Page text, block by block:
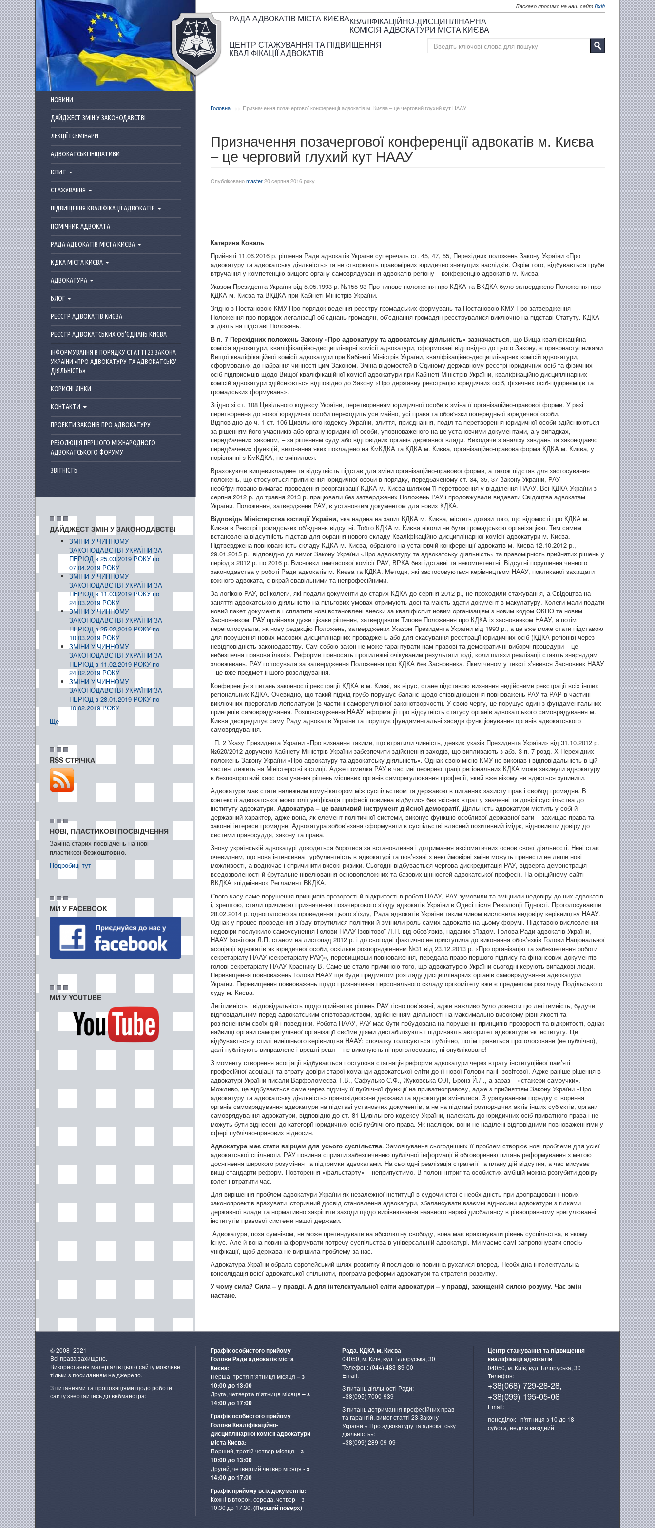
Перейти до основного матеріалу Ласкаво просимо на наш сайт Вхід
РАДА АДВОКАТІВ МІСТА КИЄВАКВАЛІФІКАЦІЙНО-ДИСЦИПЛІНАРНА
КОМІСІЯ АДВОКАТУРИ МІСТА КИЄВА
ЦЕНТР СТАЖУВАННЯ ТА ПІДВИЩЕННЯ
КВАЛІФІКАЦІЇ АДВОКАТІВ
НОВИНИ
ДАЙДЖЕСТ ЗМІН У ЗАКОНОДАВСТВІ
ЛЕКЦІЇ І СЕМІНАРИ
АДВОКАТСЬКІ ІНІЦІАТИВИ
ІСПИТ
СТАЖУВАННЯ
ПІДВИЩЕННЯ КВАЛІФІКАЦІЇ АДВОКАТІВ
ПОМІЧНИК АДВОКАТА
РАДА АДВОКАТІВ МІСТА КИЄВА
КДКА МІСТА КИЄВА
АДВОКАТУРА
БЛОГ
РЕЄСТР АДВОКАТІВ КИЄВА
РЕЄСТР АДВОКАТСЬКИХ ОБ'ЄДНАНЬ КИЄВА
ІНФОРМУВАННЯ В ПОРЯДКУ СТАТТІ 23 ЗАКОНА
УКРАЇНИ «ПРО АДВОКАТУРУ ТА АДВОКАТСЬКУ
ДІЯЛЬНІСТЬ»
КОРИСНІ ЛІНКИ
КОНТАКТИ
ПРОЕКТИ ЗАКОНІВ ПРО АДВОКАТУРУ
РЕЗОЛЮЦІЯ ПЕРШОГО МІЖНАРОДНОГО
АДВОКАТСЬКОГО ФОРУМУ
ЗВІТНІСТЬ
ДАЙДЖЕСТ ЗМІН У ЗАКОНОДАВСТВІ
ЗМІНИ У ЧИННОМУ
ЗАКОНОДАВСТВІ УКРАЇНИ ЗА
ПЕРІОД з 25.03.2019 РОКУ по
07.04.2019 РОКУ
ЗМІНИ У ЧИННОМУ
ЗАКОНОДАВСТВІ УКРАЇНИ ЗА
ПЕРІОД з 11.03.2019 РОКУ по
24.03.2019 РОКУ
ЗМІНИ У ЧИННОМУ
ЗАКОНОДАВСТВІ УКРАЇНИ ЗА
ПЕРІОД з 25.02.2019 РОКУ по
10.03.2019 РОКУ
ЗМІНИ У ЧИННОМУ
ЗАКОНОДАВСТВІ УКРАЇНИ ЗА
ПЕРІОД з 11.02.2019 РОКУ по
24.02.2019 РОКУ
ЗМІНИ У ЧИННОМУ
ЗАКОНОДАВСТВІ УКРАЇНИ ЗА
ПЕРІОД з 28.01.2019 РОКУ по
10.02.2019 РОКУ
Ще
RSS СТРІЧКА
НОВІ, ПЛАСТИКОВІ ПОСВІДЧЕННЯ
Заміна старих посвідчень на нові
пластиковібезкоштовно.
Подробиці тут
МИ У FACEBOOK
МИ У YOUTUBE
Головна Призначення позачергової конференції адвокатів м. Києва – це черговий глухий кут НААУ
Призначення позачергової конференції адвокатів м. Києва
– це черговий глухий кут НААУ
Опублікованоmaster20 серпня 2016 року
Катерина Коваль
Прийняті 11.06.2016 р. рішення Ради адвокатів України суперечать ст. 45, 47, 55, Перехідних положень Закону України «Про
адвокатуру та адвокатську діяльність» та не створюють правомірних юридично значущих наслідків. Окрім того, відбувається грубе
втручання у компетенцію вищого органу самоврядування адвокатів регіону – конференцію адвокатів м. Києва.
Указом Президента України від 5.05.1993 р. №155-93 Про типове положення про КДКА та ВКДКА було затверджено Положення про
КДКА м. Києва та ВКДКА при Кабінеті Міністрів України.
Згідно з Постановою КМУ Про порядок ведення реєстру громадських формувань та Постановою КМУ Про затвердження
Положення про порядок легалізації об’єднань громадян, об’єднання громадян реєструвалися виключно на підставі Статуту. КДКА
ж діють на підставі Положень.
В п. 7 Перехідних положень Закону «Про адвокатуру та адвокатську діяльність» зазначається, що Вища кваліфікаційна
комісія адвокатури, кваліфікаційно-дисциплінарні комісії адвокатури, сформовані відповідно до цього Закону, є правонаступниками
Вищої кваліфікаційної комісії адвокатури при Кабінеті Міністрів України, кваліфікаційно-дисциплінарних комісій адвокатури,
сформованих до набрання чинності цим Законом. Зміна відомостей в Єдиному державному реєстрі юридичних осіб та фізичних
осіб-підприємців щодо Вищої кваліфікаційної комісії адвокатури при Кабінеті Міністрів України, кваліфікаційно-дисциплінарних
комісій адвокатури здійснюється відповідно до Закону «Про державну реєстрацію юридичних осіб, фізичних осіб-підприємців та
громадських формувань».
Згідно зі ст. 108 Цивільного кодексу України, перетворенням юридичної особи є зміна її організаційно-правової форми. У разі
перетворення до нової юридичної особи переходить усе майно, усі права та обов'язки попередньої юридичної особи.
Відповідно до ч. 1 ст. 106 Цивільного кодексу України, злиття, приєднання, поділ та перетворення юридичної особи здійснюються
за рішенням його учасників або органу юридичної особи, уповноваженого на це установчими документами, а у випадках,
передбачених законом, – за рішенням суду або відповідних органів державної влади. Виходячи з аналізу завдань та законодавчо
передбачених функцій, виконання яких покладено на КмКДКА та КДКА м. Києва, організаційно-правова форма КДКА м. Києва, у
порівнянні з КмКДКА, не змінилася.
Враховуючи вищевикладене та відсутність підстав для зміни організаційно-правової форми, а також підстав для застосування
положень, що стосуються припинення юридичної особи в порядку, передбаченому ст. 34, 35, 37 Закону України, РАУ
необґрунтовано вимагає проведення реорганізації КДКА м. Києва шляхом її перетворення у відділення НААУ. Всі КДКА України з
серпня 2012 р. до травня 2013 р. працювали без затверджених Положень РАУ і продовжували видавати Свідоцтва адвокатам
України. Положення, затверджене РАУ, є установчим документом для нових КДКА.
Відповідь Міністерства юстиції України, яка надана на запит КДКА м. Києва, містить докази того, що відомості про КДКА м.
Києва в Реєстрі громадських об’єднань відсутні. Тобто КДКА м. Києва ніколи не була громадською організацією. Тим самим
встановлена відсутність підстав для обрання нового складу Кваліфікаційно-дисциплінарної комісії адвокатури м. Києва.
Підтверджена повноважність складу КДКА м. Києва, обраного на установчій конференції адвокатів м. Києва 12.10.2012 р.,
29.01.2015 р., відповідно до вимог Закону України «Про адвокатуру та адвокатську діяльність» та правомірність прийнятих рішень у
період з 2012 р. по 2016 р. Висновки тимчасової комісії РАУ, ВРКА безпідставні та некомпетентні. Відсутні порушення чинного
законодавства у роботі Ради адвокатів м. Києва та КДКА. Методи, які застосовуються керівництвом НААУ, покликаної захищати
кожного адвоката, є вкрай свавільними та непрофесійними.
За логікою РАУ, всі колеги, які подали документи до старих КДКА до серпня 2012 р., не проходили стажування, а Свідоцтва на
заняття адвокатською діяльністю на пільгових умовах отримують досі та мають здати документ в макулатуру. Колеги мали подати
новий пакет документів і сплатити нові встановлені внески за кваліфіспит новим організаціям з новим кодом ОКПО та новим
Засновником. РАУ прийняла дуже цікаве рішення, затвердивши Типове Положення про КДКА із засновником НААУ, а потім
переголосувала, як нову редакцію Положень, затверджених Указом Президента України від 1993 р., а це вже може стати підставою
для порушення нових масових дисциплінарних проваджень або для скасування реєстрації юридичних осіб (КДКА регіонів) через
невідповідність законодавству. Сам собою закон не може гарантувати нам правові та демократичні виборчі процедури – це
небезпечна правова ілюзія. Реформи приносять протилежні очікуваним результати тоді, коли шляхи реалізації стають знаряддям
зловживань. РАУ голосувала за затвердження Положення про КДКА без Засновника. Яким чином у тексті з’явився Засновник НААУ
– це вже предмет іншого розслідування.
Конференція з питань законності реєстрації КДКА в м. Києві, як вірус, стане підставою визнання недійсними реєстрації всіх інших
регіональних КДКА. Очевидно, що такий підхід грубо порушує баланс щодо співвідношення повноважень РАУ та РАР в частині
виключних прерогатив легіслатури (в частині саморегулівної законотворчості). У свою чергу, це порушує один з фундаментальних
принципів самоврядування. Розповсюдження НААУ інформації про відсутність статусу органів адвокатського самоврядування м.
Києва дискредитує саму Раду адвокатів України та порушує фундаментальні засади функціонування органів адвокатського
самоврядування.
П. 2 Указу Президента України «Про визнання такими, що втратили чинність, деяких указів Президента України» від 31.10.2012 р.
№620/2012 доручено Кабінету Міністрів України забезпечити здійснення заходів, що випливають з абз. 3 п. 7 розд. X Перехідних
положень Закону України «Про адвокатуру та адвокатську діяльність». Однак свою місію КМУ не виконав і відповідальність в цій
частині лежить на Міністерстві юстиції. Адже помилка РАУ в частині перереєстрації регіональних КДКА може закинути адвокатуру
в безповоротний хаос скасування рішень місцевих органів саморегулювання професії, який вже нікому не вдасться зупинити.
Адвокатура має стати належним комунікатором між суспільством та державою в питаннях захисту прав і свобод громадян. В
контексті адвокатської монополії уніфікація професії повинна відбутися без якісних втрат у значенні та довірі суспільства до
інституту адвокатури. Адвокатура – це важливий інструмент дійсної демократії. Діяльність адвокатури містить у собі й
державний характер, адже вона, як елемент політичної системи, виконує функцію особливої державної ваги – захищає права та
законні інтереси громадян. Адвокатура зобов’язана сформувати в суспільстві власний позитивний імідж, відновивши довіру до
системи правосуддя, закону та права.
Знову українській адвокатурі доводиться боротися за встановлення і дотримання аксіоматичних основ своєї діяльності. Нині стає
очевидним, що нова інтенсивна турбулентність в адвокатурі та пов’язані з нею ймовірні зміни можуть принести не лише нові
можливості, а водночас і спричинити високі ризики. Сьогодні відбувається чергова дискредитація РАУ, відверта демонстрація
вседозволеності й брутальне нівелювання основоположних та базових цінностей адвокатської професії. На офіційному сайті
ВКДКА «підмінено» Регламент ВКДКА.
Свого часу саме порушення принципів прозорості й відкритості в роботі НААУ, РАУ зумовили та зміцнили недовіру до них адвокатів
і, зрештою, стали причиною призначення позачергового з’їзду адвокатів України в Одесі після Революції Гідності. Проголосувавши
28.02.2014 р. одноголосно за проведення цього з’їзду, Рада адвокатів України таким чином висловила недовіру керівництву НААУ.
Однак у процес проведення з’їзду втрутилися політики й змінили роль самих адвокатів на цьому форумі. Підставою висловлення
недовіри послужило самоусунення Голови НААУ Ізовітової Л.П. від обов’язків, наданих з’їздом. Голова Ради адвокатів України,
НААУ Ізовітова Л.П. станом на листопад 2012 р. і до сьогодні фактично не приступила до виконання обов’язків Голови Національної
асоціації адвокатів як юридичної особи, оскільки розпорядженням №31 від 23.12.2013 р. «Про організацію та забезпечення роботи
секретаріату НААУ (секретаріату РАУ)», перевищивши повноваження, передала право першого підпису та фінансових документів
голові секретаріату НААУ Краснику В. Саме це стало причиною того, що адвокатурою України сьогодні керують випадкові люди.
Перевищення повноважень Голови НААУ ще буде предметом розгляду дисциплінарних органів самоврядування адвокатури
України. Перевищення повноважень щодо призначення персонального складу оргкомітету вже є предметом розгляду Подільського
суду м. Києва.
Легітимність і відповідальність щодо прийнятих рішень РАУ тісно пов’язані, адже важливо було довести цю легітимність, будучи
відповідальним перед адвокатським співтовариством, здійсненням діяльності на максимально високому рівні якості та
роз’ясненням своїх дій і поведінки. Робота НААУ, РАУ має бути побудована на порушенні принципів прозорості та відкритості, однак
найвищі органи саморегулівної організації своїми діями дестабілізують і підривають авторитет адвокатури як інституту. Це
відбувається у стилі нинішнього керівництва НААУ: спочатку голосується публічно, потім правиться проголосоване (не публічно),
далі публікують виправлене і врешті-решт – не виконують ні проголосоване, ні опубліковане!
З моменту створення асоціації відбувається поступова стагнація реформи адвокатури через втрату інституційної пам’яті
професійної асоціації та втрату довіри старої команди адвокатської еліти до її нової Голови пані Ізовітової. Адже раніше рішення в
адвокатурі України писали Варфоломеєва Т.В., Сафулько С.Ф., Жуковська О.Л, Бронз Й.Л., а зараз – «стажери-самоучки».
Можливо, це відбувається саме через підміну її публічної функції на приватноправову, адже з прийняттям Закону України «Про
адвокатуру та адвокатську діяльність» правовідносини держави та адвокатури змінилися. З урахуванням порядку створення
органів самоврядування адвокатури на підставі установчих документів, а не на підставі розпорядчих актів інших суб’єктів, органи
самоврядування адвокатури, відповідно до ст. 81 Цивільного кодексу України, належать до юридичних осіб приватного права і не
можуть бути віднесені до категорії юридичних осіб публічного права. Як наслідок, вони не наділені відповідними повноваженнями у
сфері публічно-­правових відносин.
Адвокатура має стати взірцем для усього суспільства. Замовчування сьогоднішніх її проблем створює нові проблеми для усієї
адвокатської спільноти. РАУ повинна сприяти забезпеченню публічної інформації й обговоренню питань реформування з метою
досягнення широкого розуміння та підтримки адвокатами. На сьогодні реалізація стратегії та плану дій відсутня, а час висуває
вищі стандарти реформ. Повторення «фальстарту» – неприпустимо. В полоні інтриг та особистих амбіцій можна розгубити довіру
колег і втратити час.
Для вирішення проблем адвокатури України як незалежної інституції в судочинстві є необхідність при доопрацюванні нових
законопроектів врахувати історичний досвід становлення адвокатури, збалансувати взаємні відносини адвокатури з гілками
державної влади та нормативно закріпити заходи щодо вирівнювання наявного наразі дисбалансу в рівноправному врегулюванні
інститутів правової системи нашої держави.
Адвокатура, поза сумнівом, не може претендувати на абсолютну свободу, вона має враховувати рівень суспільства, в якому
існує. Але й вона повинна формувати потребу суспільства в універсальній адвокатурі. Ми маємо самі запропонувати спосіб
уніфікації, щоб держава не вирішила проблему за нас.
Адвокатура України обрала європейський шлях розвитку й послідовно повинна рухатися вперед. Необхідна інтелектуальна
консолідація всієї адвокатської спільноти, програма реформи адвокатури та стратегія розвитку.
У чому сила? Сила – у правді. А для інтелектуальної еліти адвокатури – у правді, захищеній силою розуму. Час змін
настане.
© 2008–2021
Всі права захищено.
Використання матеріалів цього сайту можливе
тільки з посиланням на джерело.
З питаннями та пропозиціями щодо роботи
сайту звертайтесь до вебмайстра:
Графік особистого прийому
Голови Ради адвокатів міста
Києва:
Перша, третя п’ятниця місяця– з
10:00 до 13:00
Друга, четверта п’ятниця місяця– з
14:00 до 17:00
Графік особистого прийому
Голови Кваліфікаційно-
дисциплінарної комісії адвокатури
міста Києва:
Перший, третій четвер місяця -з
10:00 до 13:00
Другий, четвертий четвер місяця -з
14:00 до 17:00
Графік прийому всіх документів:
Кожні вівторок, середа, четвер – з
10:30 до 17:30.(Перший поверх)
Рада. КДКА м. Києва
04050, м. Київ, вул. Білоруська, 30
Телефон: (044) 483-89-00
Email:
З питань діяльності Ради:
+38(095) 7000-939
З питань дотримання професійних прав
та гарантій, вимог статті 23 Закону
України « Про адвокатуру та адвокатську
діяльність»:
+38(099) 289-09-09
Центр стажування та підвищення
кваліфікації адвокатів
04050, м. Київ, вул. Білоруська, 30
Телефон:
+38(068) 729-28-28,
+38(099) 195-05-06
Email:
понеділок - п'ятниця з 10 до 18
субота, неділя вихідний